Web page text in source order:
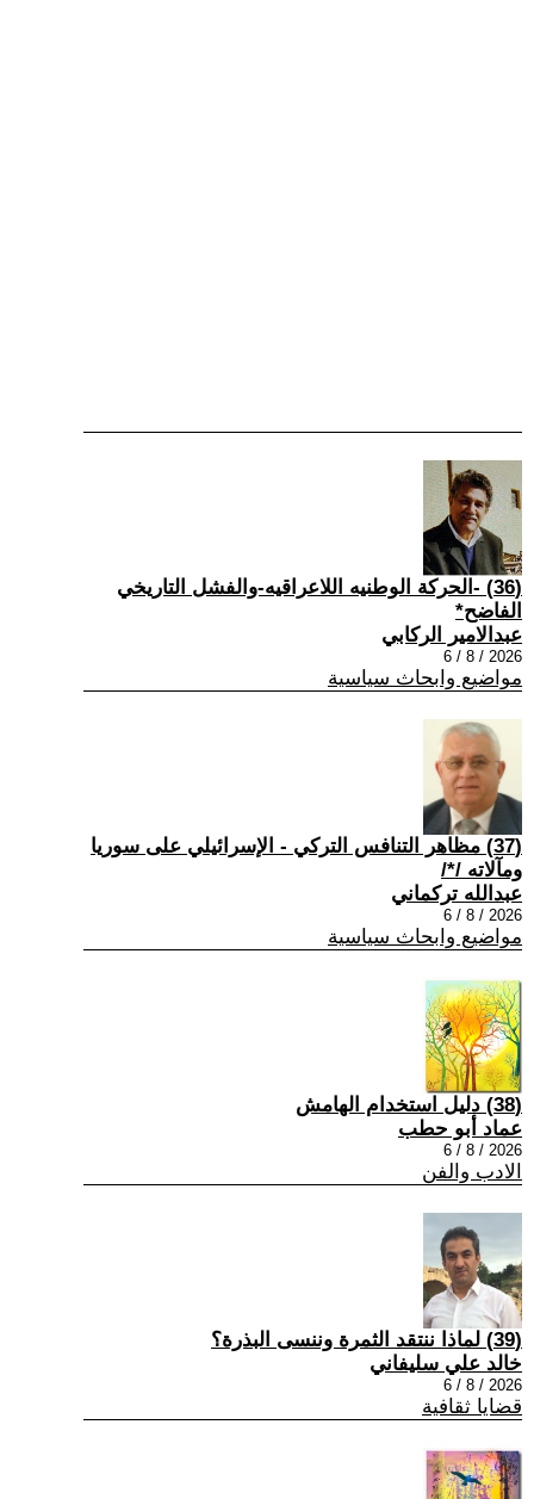
(36) -الحركة الوطنيه اللاعراقيه-والفشل التاريخي
الفاضح*
عبدالامير الركابي
2026 / 8 / 6
مواضيع وابحاث سياسية
(37) مظاهر التنافس التركي - الإسرائيلي على سوريا
ومآلاته /*/
عبدالله تركماني
2026 / 8 / 6
مواضيع وابحاث سياسية
(38) دليل استخدام الهامش
عماد أبو حطب
2026 / 8 / 6
الادب والفن
(39) لماذا ننتقد الثمرة وننسى البذرة؟
خالد علي سليفاني
2026 / 8 / 6
قضايا ثقافية